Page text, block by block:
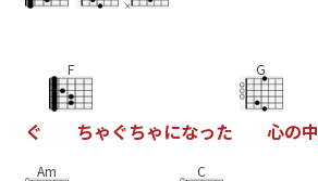
ぐ
F
ちゃぐちゃになった
G
心の中
Am C